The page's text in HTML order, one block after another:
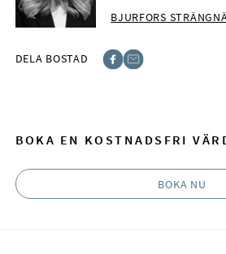
BJURFORS
DELA BOSTAD
BOKA EN KOSTNADSFRI
BOKA NU